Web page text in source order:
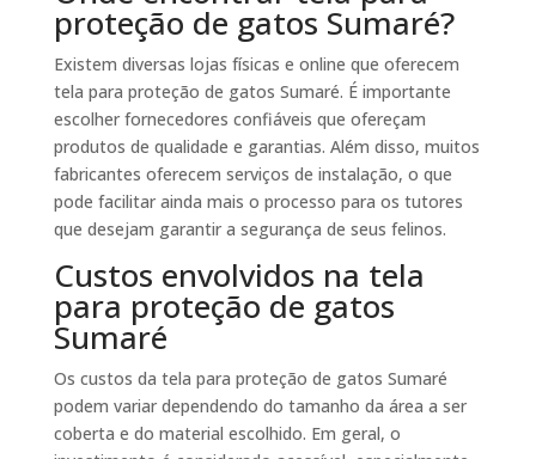
proteção de gatos Sumaré?
Existem diversas lojas físicas e online que oferecem
tela para proteção de gatos Sumaré. É importante
escolher fornecedores confiáveis que ofereçam
produtos de qualidade e garantias. Além disso, muitos
fabricantes oferecem serviços de instalação, o que
pode facilitar ainda mais o processo para os tutores
que desejam garantir a segurança de seus felinos.
Custos envolvidos na tela
para proteção de gatos
Sumaré
Os custos da tela para proteção de gatos Sumaré
podem variar dependendo do tamanho da área a ser
coberta e do material escolhido. Em geral, o